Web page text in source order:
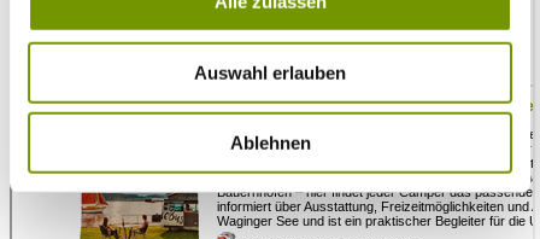
Auswahl erlauben
Ablehnen